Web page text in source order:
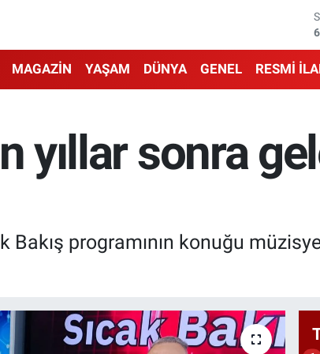
MAGAZİN YAŞAM DÜNYA GENEL RESMİ
yıllar sonra
Bakış programının konuğu